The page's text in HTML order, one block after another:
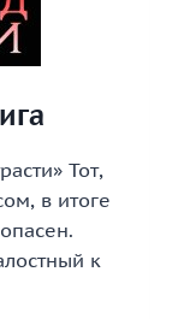
Тот,
в итоге
к